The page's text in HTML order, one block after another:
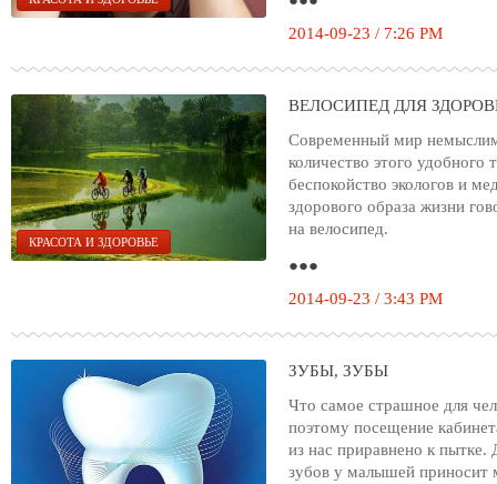
2014-09-23 / 7:26 PM
КРАСОТА И ЗДОРОВЬЕ
ВЕЛОСИПЕД ДЛЯ
Современный мир
количество этого удобного
беспокойство экологов и
здорового образа жизни
на велосипед.
●●●
2014-09-23 / 3:43 PM
ЗУБЫ, ЗУБЫ
Что самое страшное для
поэтому посещение
из нас приравнено к
зубов у малышей приносит